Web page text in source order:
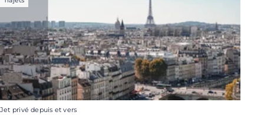
Jet privé depuis et vers